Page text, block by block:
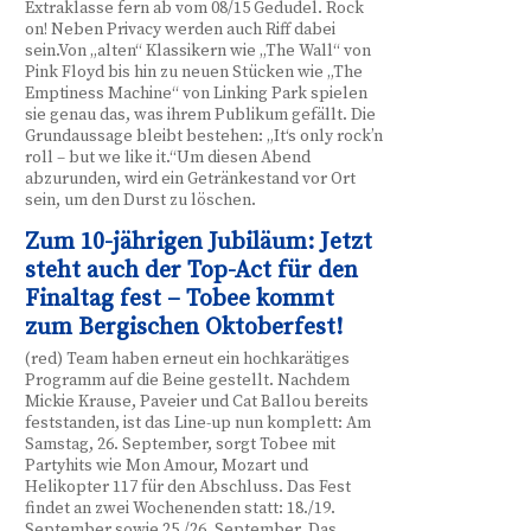
Extraklasse fern ab vom 08/15 Gedudel. Rock
on! Neben Privacy werden auch Riff dabei
sein.Von „alten“ Klassikern wie „The Wall“ von
Pink Floyd bis hin zu neuen Stücken wie „The
Emptiness Machine“ von Linking Park spielen
sie genau das, was ihrem Publikum gefällt. Die
Grundaussage bleibt bestehen: „It‘s only rock’n
roll – but we like it.“Um diesen Abend
abzurunden, wird ein Getränkestand vor Ort
sein, um den Durst zu löschen.
Zum 10-jährigen Jubiläum: Jetzt
steht auch der Top-Act für den
Finaltag fest – Tobee kommt
zum Bergischen Oktoberfest!
(red) Team haben erneut ein hochkarätiges
Programm auf die Beine gestellt. Nachdem
Mickie Krause, Paveier und Cat Ballou bereits
feststanden, ist das Line-up nun komplett: Am
Samstag, 26. September, sorgt Tobee mit
Partyhits wie Mon Amour, Mozart und
Helikopter 117 für den Abschluss. Das Fest
findet an zwei Wochenenden statt: 18./19.